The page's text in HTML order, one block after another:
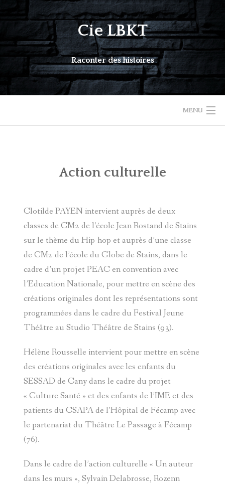
content
Cie LBKT
Raconter des histoires
MENU
SPECTACLES
CONTACT
Action culturelle
Clotilde PAYEN intervient auprès de deux
classes de CM2 de l’école Jean Rostand de Stains
sur le thème du Hip-hop et auprès d’une classe
de CM2 de l’école du Globe de Stains, dans le
cadre d’un projet PEAC en convention avec
l’Education Nationale, pour mettre en scène des
créations originales dont les représentations sont
programmées dans le cadre du Festival Jeune
Théâtre au Studio Théâtre de Stains (93).
Hélène Rousselle intervient pour mettre en scène
des créations originales avec les enfants du
SESSAD de Cany dans le cadre du projet
« Culture Santé » et des enfants de l’IME et des
patients du CSAPA de l’Hôpital de Fécamp avec
le partenariat du Théâtre Le Passage à Fécamp
(76).
Dans le cadre de l’action culturelle « Un auteur
dans les murs », Sylvain Delabrosse, Rozenn